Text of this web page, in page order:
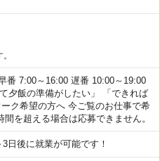
番 7:00～16:00 遅番 10:00～19:00
夕飯の準備がしたい」 「できれば
ク希望の方へ 今ご覧のお仕事で希
を超える場合は応募できません。
日後に就業が可能です！